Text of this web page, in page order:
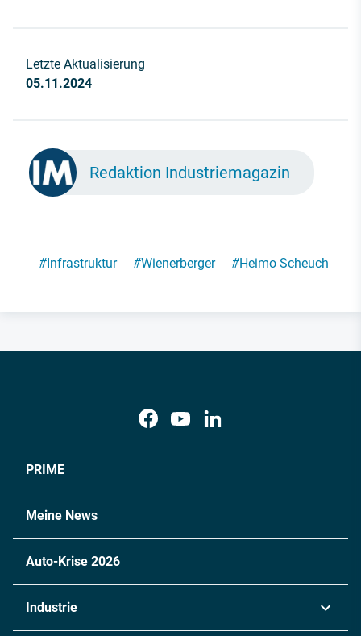
Letzte Aktualisierung
05.11.2024
Redaktion Industriemagazin
#Infrastruktur #Wienerberger #Heimo Scheuch
PRIME
Meine News
Auto-Krise 2026
Industrie